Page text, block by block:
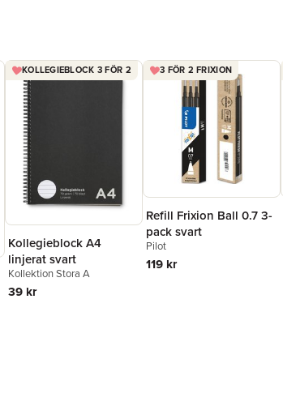
KOLLEGIEBLOCK 3 FÖR 2
Kollegieblock A4
linjerat svart
Kollektion Stora A
39 kr
3 FÖR 2 FRIXION
Refill Frixion Ball 0.7 3-
pack svart
Pilot
119 kr